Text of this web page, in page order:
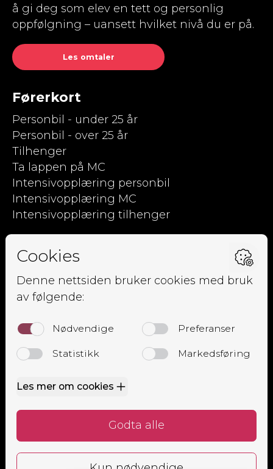
å gi deg som elev en tett og personlig
oppfølgning – uansett hvilket nivå du er på.
Les omtaler
Førerkort
Personbil - under 25 år
Personbil - over 25 år
Tilhenger
Ta lappen på MC
Intensivopplæring personbil
Intensivopplæring MC
Intensivopplæring tilhenger
Om oss
Ansatte
Elevside
Kursoversikt
Trafikalt grunnkurs
Mørkekjøring
Lastsikringskurs
Grunnkurs MC
Bestill time